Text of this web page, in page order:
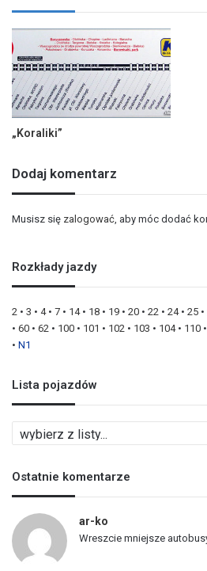
„Koraliki”
Dodaj komentarz
Musisz się zalogować, aby móc dodać
Rozkłady jazdy
2 • 3 • 4• 7 • 14• 18 • 19 • 20 • 22 • 24• 25 •
• 60 • 62 • 100 • 101 • 102 • 103 • 104• 110 •
• N1
Lista pojazdów
i
t
a
o
j
Ostatnie komentarze
ar-ko
Wreszcie mniejsze